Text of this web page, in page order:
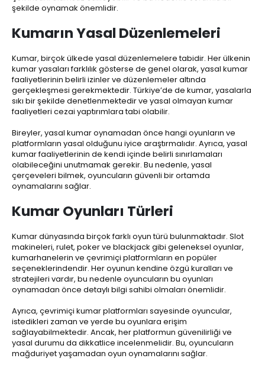
şekilde oynamak önemlidir.
Kumarın Yasal Düzenlemeleri
Kumar, birçok ülkede yasal düzenlemelere tabidir. Her ülkenin
kumar yasaları farklılık gösterse de genel olarak, yasal kumar
faaliyetlerinin belirli izinler ve düzenlemeler altında
gerçekleşmesi gerekmektedir. Türkiye’de de kumar, yasalarla
sıkı bir şekilde denetlenmektedir ve yasal olmayan kumar
faaliyetleri cezai yaptırımlara tabi olabilir.
Bireyler, yasal kumar oynamadan önce hangi oyunların ve
platformların yasal olduğunu iyice araştırmalıdır. Ayrıca, yasal
kumar faaliyetlerinin de kendi içinde belirli sınırlamaları
olabileceğini unutmamak gerekir. Bu nedenle, yasal
çerçeveleri bilmek, oyuncuların güvenli bir ortamda
oynamalarını sağlar.
Kumar Oyunları Türleri
Kumar dünyasında birçok farklı oyun türü bulunmaktadır. Slot
makineleri, rulet, poker ve blackjack gibi geleneksel oyunlar,
kumarhanelerin ve çevrimiçi platformların en popüler
seçeneklerindendir. Her oyunun kendine özgü kuralları ve
stratejileri vardır, bu nedenle oyuncuların bu oyunları
oynamadan önce detaylı bilgi sahibi olmaları önemlidir.
Ayrıca, çevrimiçi kumar platformları sayesinde oyuncular,
istedikleri zaman ve yerde bu oyunlara erişim
sağlayabilmektedir. Ancak, her platformun güvenilirliği ve
yasal durumu da dikkatlice incelenmelidir. Bu, oyuncuların
mağduriyet yaşamadan oyun oynamalarını sağlar.